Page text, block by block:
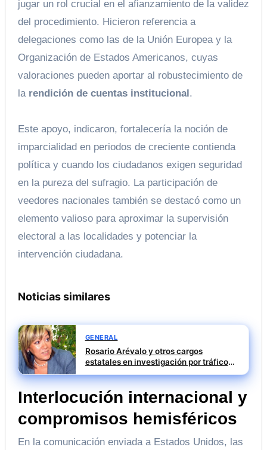
jugar un rol crucial en el afianzamiento de la validez
del procedimiento. Hicieron referencia a
delegaciones como las de la Unión Europea y la
Organización de Estados Americanos, cuyas
valoraciones pueden aportar al robustecimiento de
la rendición de cuentas institucional.
Este apoyo, indicaron, fortalecería la noción de
imparcialidad en periodos de creciente contienda
política y cuando los ciudadanos exigen seguridad
en la pureza del sufragio. La participación de
veedores nacionales también se destacó como un
elemento valioso para aproximar la supervisión
electoral a las localidades y potenciar la
intervención ciudadana.
Noticias similares
GENERAL
Rosario Arévalo y otros cargos
estatales en investigación por tráfico
de influencias
Interlocución internacional y
compromisos hemisféricos
En la comunicación enviada a Estados Unidos, las